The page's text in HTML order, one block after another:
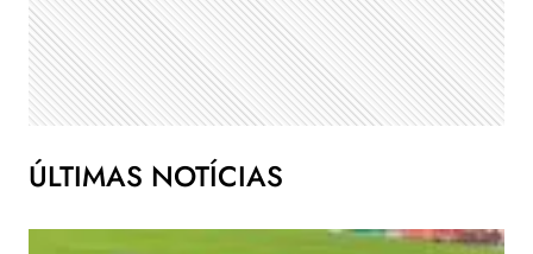
ÚLTIMAS NOTÍCIAS